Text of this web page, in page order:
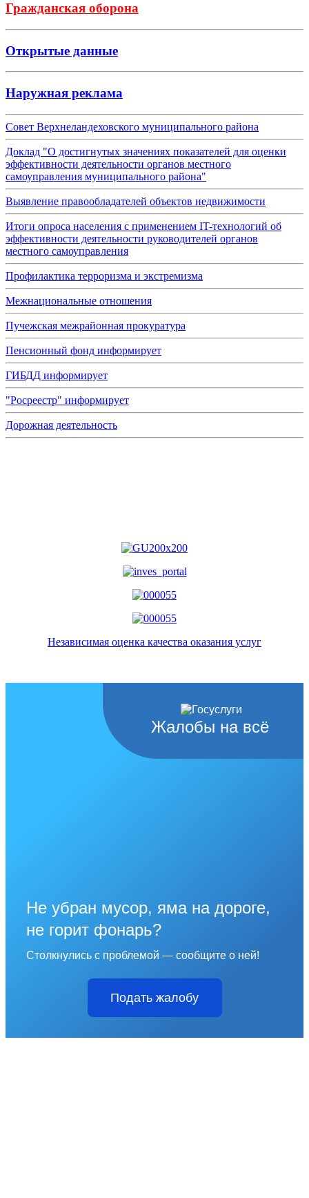
Гражданская оборона
Открытые данные
Наружная реклама
Совет Верхнеландеховского муниципального района
Доклад "О достигнутых значениях показателей для оценки
эффективности деятельности органов местного
самоуправления муниципального района"
Выявление правообладателей объектов недвижимости
Итоги опроса населения с применением IT-технологий об
эффективности деятельности руководителей органов
местного самоуправления
Профилактика терроризма и экстремизма
Межнациональные отношения
Пучежская межрайонная прокуратура
Пенсионный фонд информирует
ГИБДД информирует
"Росреестр" информирует
Дорожная деятельность
Независимая оценка качества оказания услуг
Жалобы на всё
Не убран мусор, яма на дороге,
не горит фонарь?
Столкнулись с проблемой — сообщите о ней!
Подать жалобу